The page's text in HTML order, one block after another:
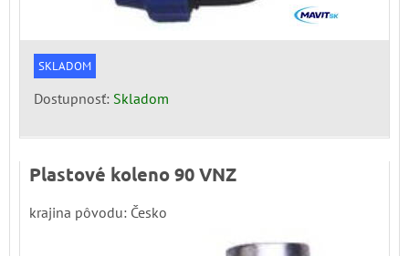
SKLADOM
Dostupnosť: Skladom
Plastové koleno 90 VNZ
krajina pôvodu: Česko